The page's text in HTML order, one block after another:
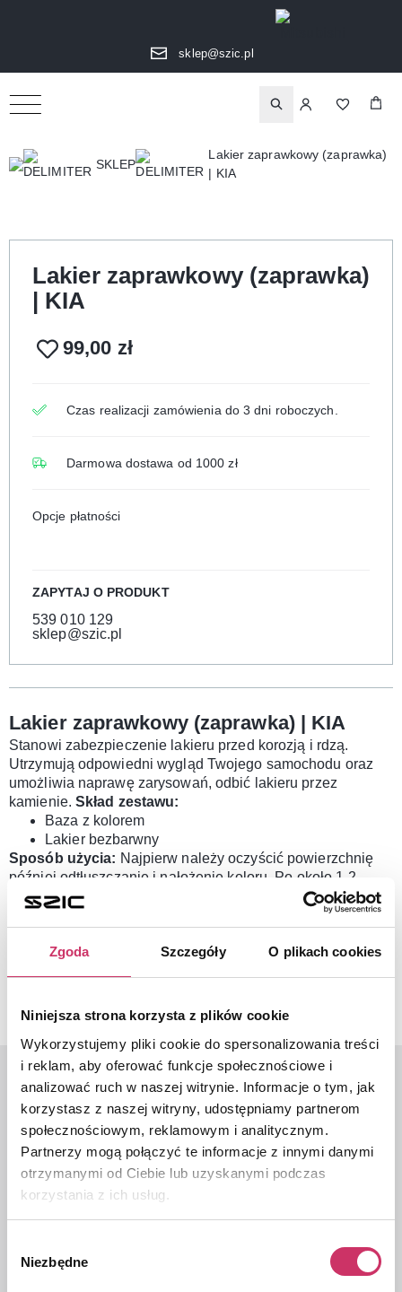
Zgoda Szczegóły O plikach cookies
Niniejsza strona korzysta z plików cookie
Wykorzystujemy pliki cookie do spersonalizowania treści
i reklam, aby oferować funkcje społecznościowe i
analizować ruch w naszej witrynie. Informacje o tym, jak
korzystasz z naszej witryny, udostępniamy partnerom
społecznościowym, reklamowym i analitycznym.
Partnerzy mogą połączyć te informacje z innymi danymi
otrzymanymi od Ciebie lub uzyskanymi podczas
korzystania z ich usług.
zgody
Niezbędne
sklep@szic.pl
SKLEP
Lakier zaprawkowy (zaprawka)
| KIA
Lakier zaprawkowy (zaprawka)
| KIA
99,00 zł
Czas realizacji zamówienia do 3 dni roboczych.
Darmowa dostawa od 1000 zł
Opcje płatności
ZAPYTAJ O PRODUKT
539 010 129
sklep@szic.pl
Lakier zaprawkowy (zaprawka) | KIA
Stanowi zabezpieczenie lakieru przed korozją i rdzą.
Utrzymują odpowiedni wygląd Twojego samochodu oraz
umożliwia naprawę zarysowań, odbić lakieru przez
kamienie. Skład zestawu:
Baza z kolorem
Lakier bezbarwny
Sposób użycia: Najpierw należy oczyścić powierzchnię
później odtłuszczanie i nałożenie koloru. Po około 1-2
godzinach nakładamy lakier bezbarwny.
Wystarczy, że w
uwagach do zamówienia wpiszesz nr nadwozia (VIN)
ZAINTERESOWANIE LAKIERAMI ORAZ NIEKTÓRYMI
Ostatnio oglądane
Lakier zaprawkowy
(zaprawka) | KIA
99,00zł
Felga aluminiowa 18"
| KIA Sportage NQ5
1500,00zł
Dywaniki gumowe |